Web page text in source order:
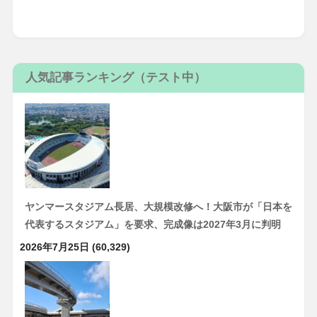
人気記事ランキング（テスト中）
ヤンマースタジアム長居、大規模改修へ！大阪市が「日本を
代表するスタジアム」を要求、完成像は2027年3月に判明
2026年7月25日 (60,329)